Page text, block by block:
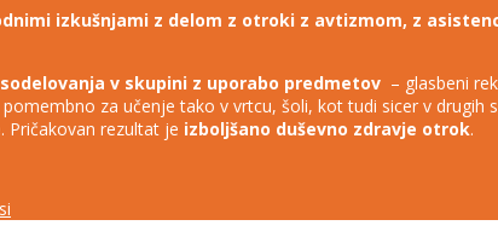
izkušnjami z delom z otroki z avtizmom, z
v skupini z uporabo predmetov – glasbeni
za učenje tako v vrtcu, šoli, kot tudi sicer v drugih
. Pričakovan rezultat je izboljšano duševno zdravje otrok.